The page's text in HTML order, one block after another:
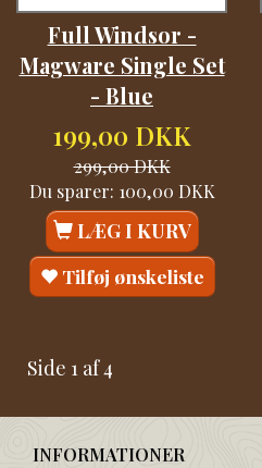
Full Windsor -
Magware Single Set
- Blue
199,00 DKK
299,00 DKK
Du sparer: 100,00 DKK
LÆG I KURV
Tilføj ønskeliste
Side 1 af 4
INFORMATIONER